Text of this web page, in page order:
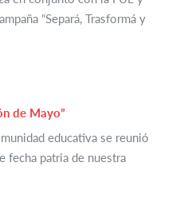
“Separá, Trasformá y
de Mayo”
educativa se reunió
fecha patria de nuestra